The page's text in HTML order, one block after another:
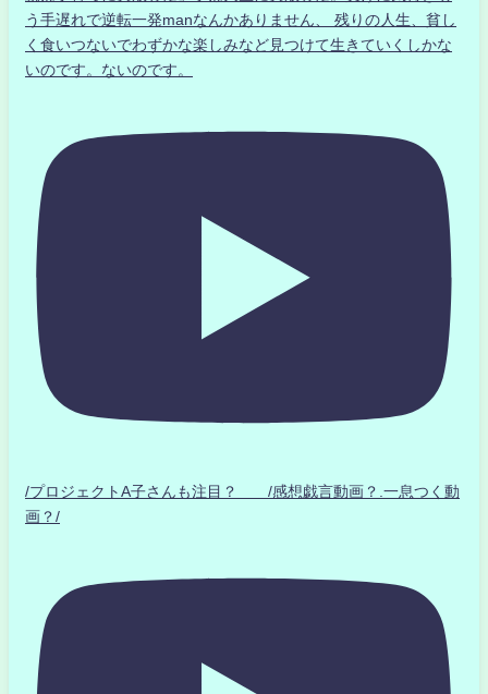
う手遅れで逆転一発manなんかありません、 残りの人生、貧し
く食いつないでわずかな楽しみなど見つけて生きていくしかな
いのです。ないのです。
/プロジェクトA子さんも注目？ /感想戯言動画？.一息つく動
画？/